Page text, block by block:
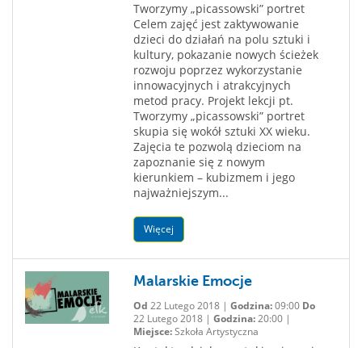
Tworzymy „picassowski” portret
Celem zajęć jest zaktywowanie
dzieci do działań na polu sztuki i
kultury, pokazanie nowych ścieżek
rozwoju poprzez wykorzystanie
innowacyjnych i atrakcyjnych
metod pracy. Projekt lekcji pt.
Tworzymy „picassowski” portret
skupia się wokół sztuki XX wieku.
Zajęcia te pozwolą dzieciom na
zapoznanie się z nowym
kierunkiem – kubizmem i jego
najważniejszym...
Więcej
Malarskie Emocje
Od 22 Lutego 2018 | Godzina:09:00 Do
22 Lutego 2018 | Godzina:20:00 |
Miejsce:Szkoła Artystyczna